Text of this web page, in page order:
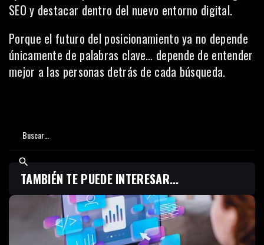
SEO y destacar dentro del nuevo entorno digital.
Porque el futuro del posicionamiento ya no depende
únicamente de palabras clave… depende de entender
mejor a las personas detrás de cada búsqueda.
TAMBIÉN TE PUEDE INTERESAR...